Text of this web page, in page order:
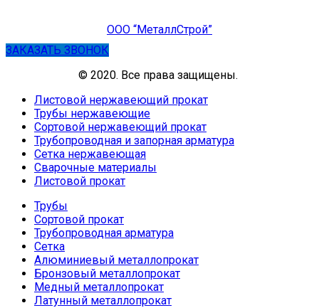
ООО “МеталлСтрой”
ЗАКАЗАТЬ ЗВОНОК
© 2020. Все права защищены.
Листовой нержавеющий прокат
Трубы нержавеющие
Сортовой нержавеющий прокат
Трубопроводная и запорная арматура
Сетка нержавеющая
Сварочные материалы
Листовой прокат
Трубы
Сортовой прокат
Трубопроводная арматура
Сетка
Алюминиевый металлопрокат
Бронзовый металлопрокат
Медный металлопрокат
Латунный металлопрокат